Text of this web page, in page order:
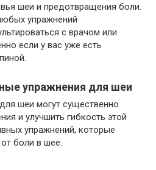
шеи и предотвращения боли.
упражнений
с врачом или
если у вас уже есть
упражнения для шеи
шеи могут существенно
и улучшить гибкость этой
упражнений, которые
боли в шее: